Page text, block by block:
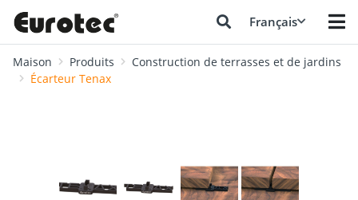
Français
Maison Produits
Construction de terrasses et de jardins
Écarteur Tenax